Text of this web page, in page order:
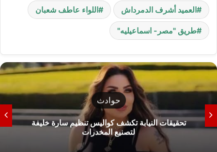
العميد أشرف الدمرداش اللواء عاطف شعبان
طريق "مصر- اسماعيليه"
حوادث
تحقيقات النيابة تكشف كواليس تنظيم سارة خليفة
لتصنيع المخدرات